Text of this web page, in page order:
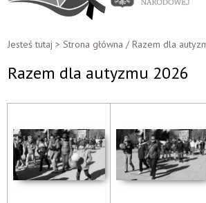
Jesteś tutaj >Strona główna /Razem dla
Razem dla autyzmu 2026